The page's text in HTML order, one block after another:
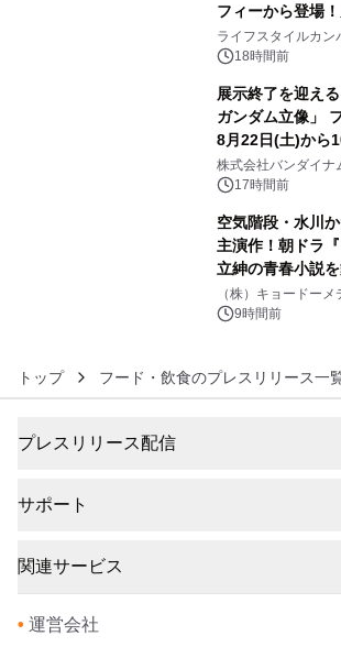
フィーから登場
い、ポップでキ
ン。
ライフスタイルカン
18時間前
展示終了を迎え
ガンダム立像」
8月22日(土)から
像『UNICORN
BEYOND
株式会社バンダイナ
17時間前
空気階段・水川
主演作！朝ドラ
立紳の青春小説
マジで来い』キ
（株）キョードーメ
9時間前
トップ フード・飲食のプレスリリース一
プレスリリース配信
サポート
関連サービス
• 運営会社